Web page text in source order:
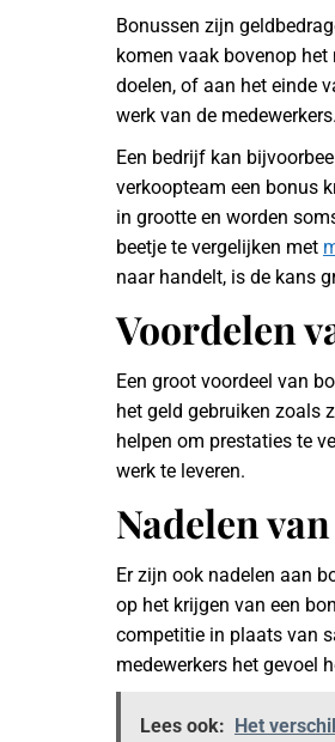
Bonussen zijn
komen vaak bovenop
doelen, of aan het einde
werk van de medewerkers.
Een bedrijf kan
verkoopteam een bonus
in grootte en worden
beetje te vergelijken met
naar handelt, is de kans
Voordelen
Een groot voordeel van
het geld gebruiken zoals
helpen om prestaties te
werk te leveren.
Nadelen
Er zijn ook nadelen aan
op het krijgen van een
competitie in plaats van
medewerkers het gevoel
Lees ook: Het